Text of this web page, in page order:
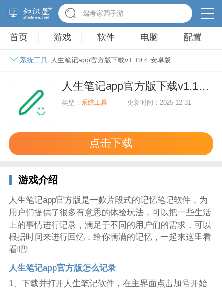
驾考家园手游
首页 游戏 软件 电脑 配置
系统工具 人生笔记app官方版下载v1.19.4 安卓版
人生笔记app官方版下载v1.19.4 安卓版
类型： 系统工具 更新时间：2025-12-31
点击下载
游戏介绍
人生笔记app官方版是一款片段式的记忆笔记软件，为
用户们提供了很多有意思的体验玩法，可以把一些生活
上的事情进行记录，满足于不同的用户们的需求，可以
根据时间来进行回忆，给你满满的记忆，一起来这里看
看吧!
人生笔记app官方版怎么记录
1、下载并打开人生笔记软件，在主界面点击加号开始